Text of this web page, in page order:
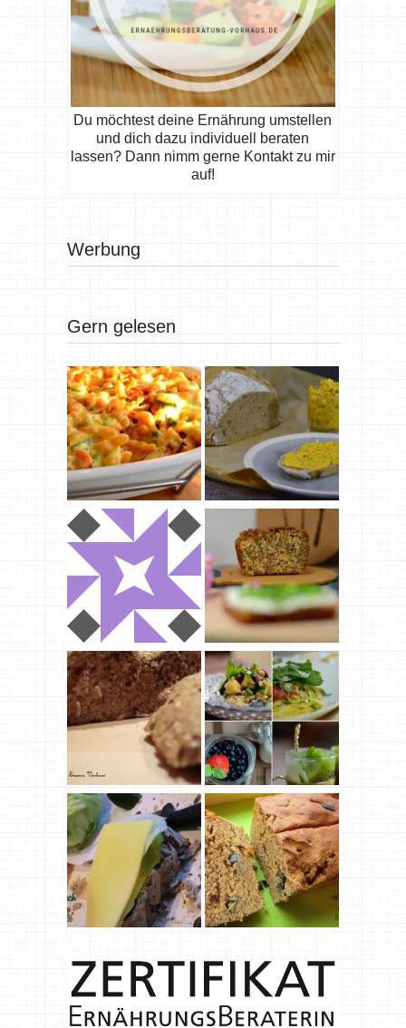
Du möchtest deine Ernährung umstellen
und dich dazu individuell beraten
lassen? Dann nimm gerne Kontakt zu mir
auf!
Werbung
Gern gelesen